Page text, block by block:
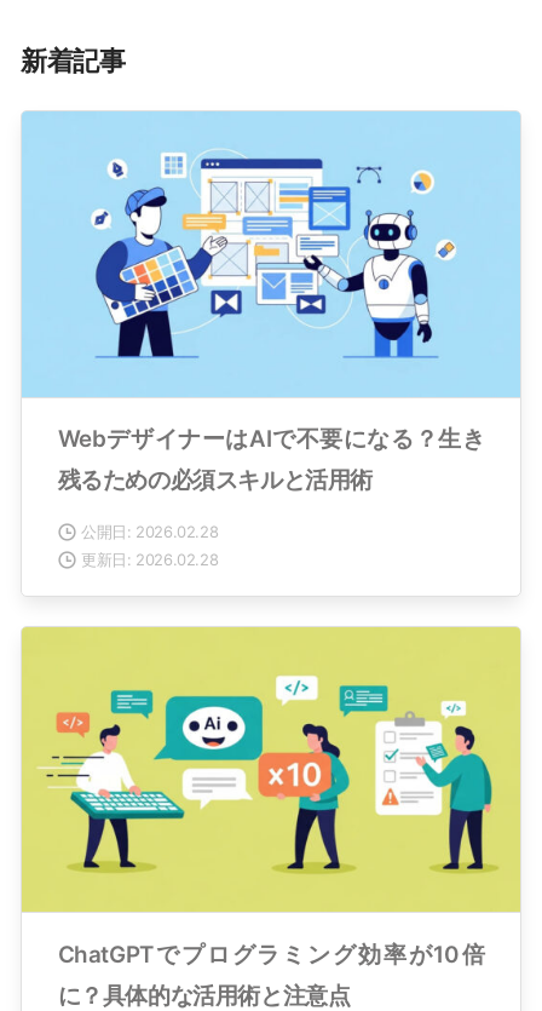
新着記事
WebデザイナーはAIで不要になる？生き
残るための必須スキルと活用術
公開日: 2026.02.28
更新日: 2026.02.28
ChatGPTでプログラミング効率が10倍
に？具体的な活用術と注意点